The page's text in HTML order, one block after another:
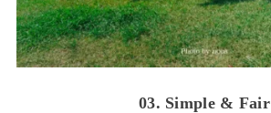
03. Simple & Fair